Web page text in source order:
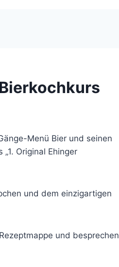
Menü Bier und seinen
Original Ehinger
und dem einzigartigen
und besprechen